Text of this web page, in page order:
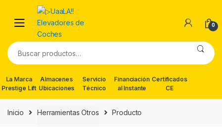
navigation
content
0
Buscar
por:
La Marca
Prestige Lift
Almacenes
Ubicaciones
Servicio
Técnico
Financiación
al Instante
Certificados
CE
Inicio Herramientas Otros Producto